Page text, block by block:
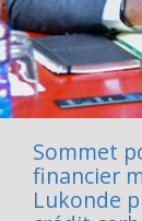
Sommet
financier
Lukonde